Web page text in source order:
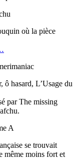
où la pièce
ô hasard, L’Usage du
par The missing
A
se trouvait
même moins fort et